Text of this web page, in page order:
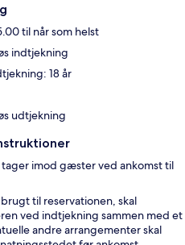
til når som helst
indtjekning
18 år
udtjekning
imod gæster ved ankomst til
til reservationen, skal
ved indtjekning sammen med et
andre arrangementer skal